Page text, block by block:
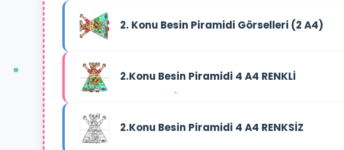
2. Konu Besin Piramidi Görselleri (2 A4)
2.Konu Besin Piramidi 4 A4 RENKLİ
2.Konu Besin Piramidi 4 A4 RENKSİZ